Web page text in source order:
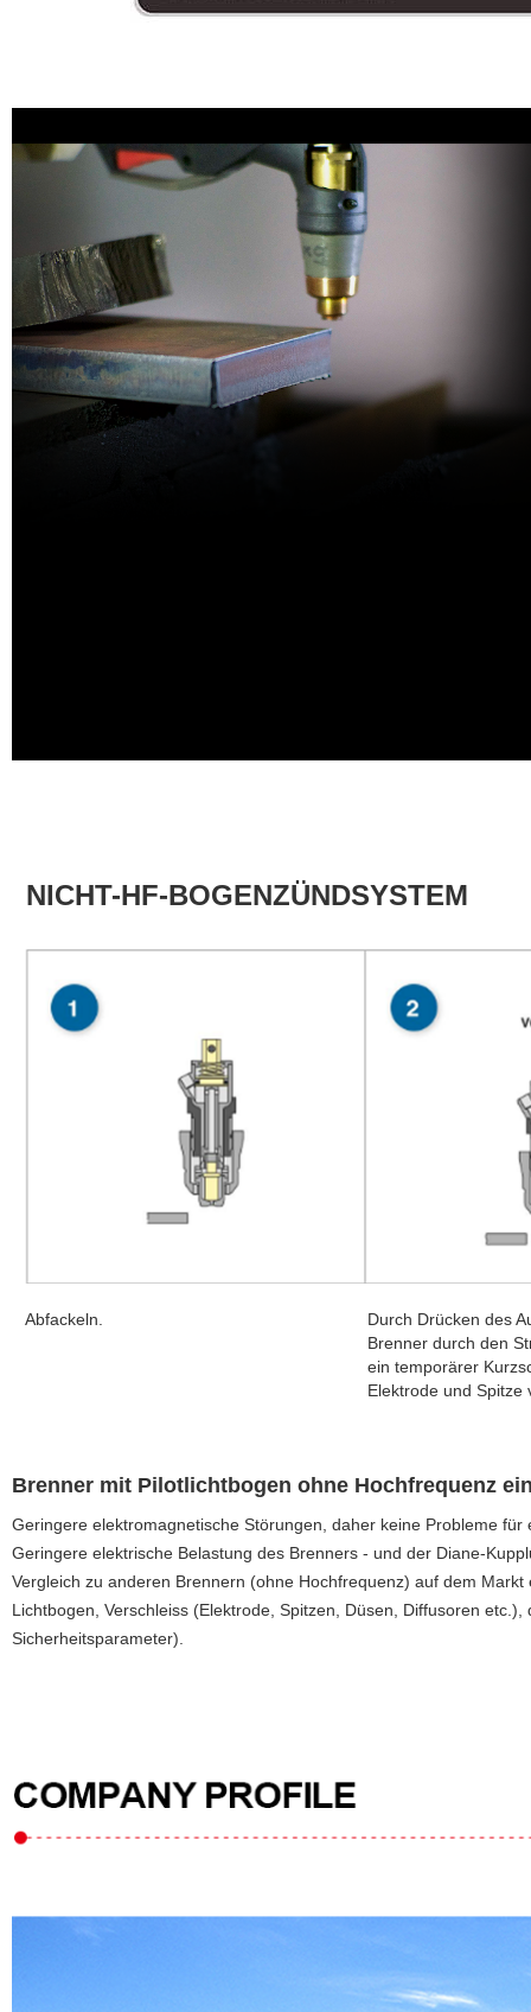
NICHT-HF-BOGENZÜNDSYSTEM
Abfackeln.
Durch Drücken des
Brenner durch den
ein temporärer
Elektrode und Spitze
Brenner mit Pilotlichtbogen ohne Hochfrequenz
Geringere elektromagnetische Störungen, daher keine Probleme
Geringere elektrische Belastung des Brenners - und der Diane-
Vergleich zu anderen Brennern (ohne Hochfrequenz) auf dem
Lichtbogen, Verschleiss (Elektrode, Spitzen, Düsen, Diffusoren
Sicherheitsparameter).